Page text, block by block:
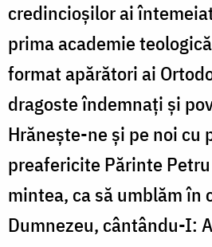
credincioșilor ai
prima academie
format apărători ai
dragoste îndemnați și
Hrănește-ne și pe noi cu
preafericite Părinte
mintea, ca să umblăm în
Dumnezeu, cântându-I: